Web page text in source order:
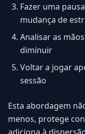
Fazer uma
mudança de
Analisar as
diminuir
Voltar a jogar
sessão
Esta abordagem
menos, protege